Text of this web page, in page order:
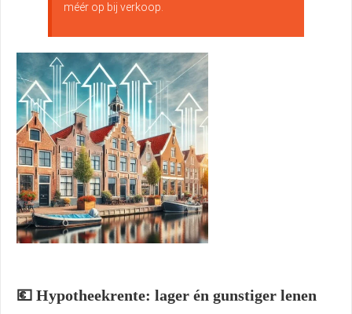
méér op bij verkoop.
💶 Hypotheekrente: lager én gunstiger lenen